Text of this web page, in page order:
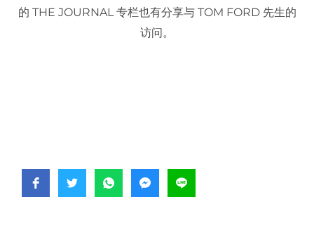
的 THE JOURNAL 专栏也有分享与 TOM FORD 先生的
访问。